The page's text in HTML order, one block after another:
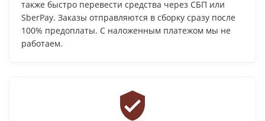
также быстро перевести средства через СБП или
SberPay. Заказы отправляются в сборку сразу после
100% предоплаты. С наложенным платежом мы не
работаем.